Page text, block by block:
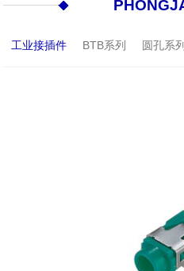
工业接插件 BTB系列 圆孔系列